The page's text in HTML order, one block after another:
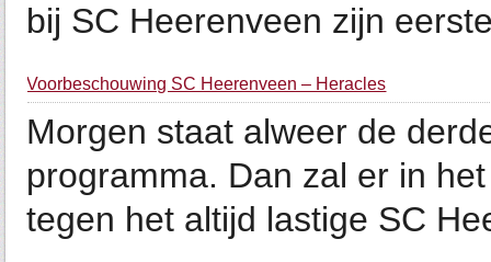
bij SC Heerenveen zijn
Voorbeschouwing SC Heerenveen – Heracles
Morgen staat alweer de
programma. Dan zal er in
tegen het altijd lastige SC